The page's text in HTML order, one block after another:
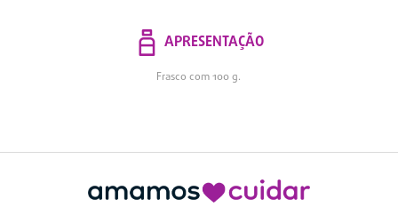
APRESENTAÇÃO
Frasco com 100 g.